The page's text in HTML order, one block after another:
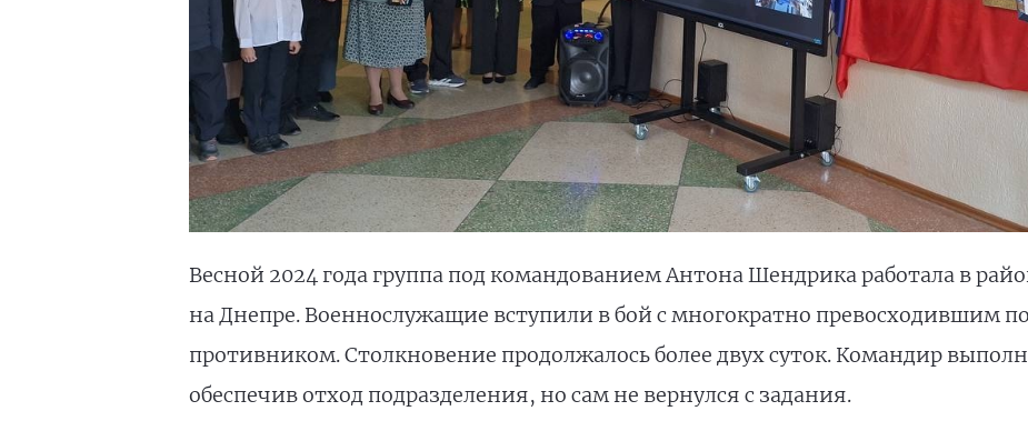
Весной 2024 года группа под командованием Антона Шендрика работала в
на Днепре. Военнослужащие вступили в бой с многократно превосходившим
противником. Столкновение продолжалось более двух суток. Командир
обеспечив отход подразделения, но сам не вернулся с задания.